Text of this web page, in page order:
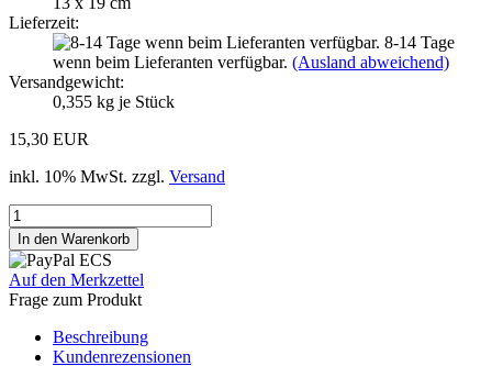
Lieferzeit:
8-14 Tage
wenn beim Lieferanten verfügbar. (Ausland abweichend)
Versandgewicht:
0,355 kg je Stück
15,30 EUR
inkl. 10% MwSt. zzgl. Versand
Auf den Merkzettel
Frage zum Produkt
Beschreibung
Kundenrezensionen